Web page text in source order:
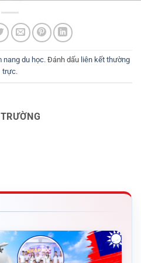
nang du học. Đánh dấu liên kết thường
trực.